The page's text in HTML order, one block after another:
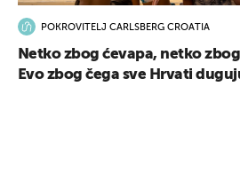
POKROVITELJ CARLSBERG CROATIA
Netko zbog ćevapa, netko
Evo zbog čega sve Hrvati